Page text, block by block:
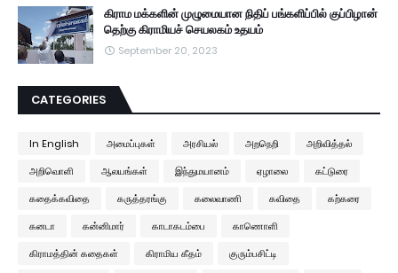
கிராம மக்களின் முழுமையான நிதிப் பங்களிப்பில் குப்பிழான்
தெற்கு கிராமியச் செயலகம் உதயம்
September 20, 2023
CATEGORIES
In English அமைப்புகள் அரசியல் அறநெறி
அறிவித்தல்
அறிவொளி
ஆலயங்கள் இந்துமயானம் ஏழாலை
கட்டுரை
கதைக்கவிதை
கருத்தரங்கு கலைவாணி கவிதை
கற்கரை
கனடா
கன்னிமார் காடாகடம்பை
காணொளி
கிராமத்தின் கதைகள்
கிராமிய கீதம்
குரும்பசிட்டி